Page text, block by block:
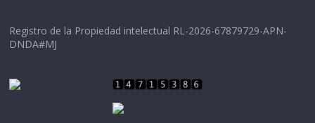
Registro de la Propiedad intelectual RL-2026-67879729-APN-
DNDA#MJ